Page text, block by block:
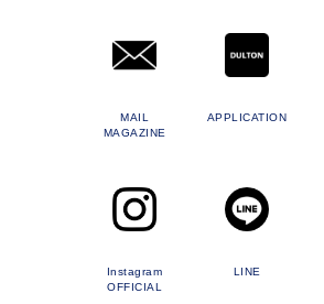
MAIL
MAGAZINE
APPLICATION
Instagram
OFFICIAL
LINE